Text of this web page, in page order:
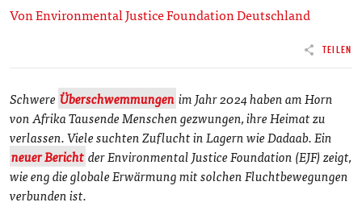
Von Environmental Justice Foundation Deutschland
TEILEN
Schwere Überschwemmungenim Jahr 2024 haben am Horn
von Afrika Tausende Menschen gezwungen, ihre Heimat zu
verlassen. Viele suchten Zuflucht in Lagern wie Dadaab. Ein
neuer Berichtder Environmental Justice Foundation (EJF) zeigt,
wie eng die globale Erwärmung mit solchen Fluchtbewegungen
verbunden ist.